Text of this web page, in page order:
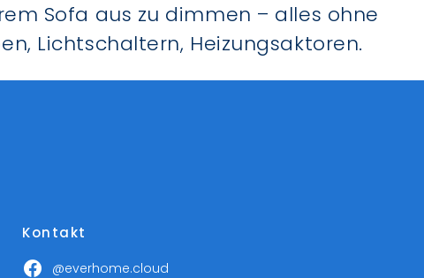
Sofa aus zu dimmen – alles ohne
Lichtschaltern, Heizungsaktoren.
Kontakt
@everhome.cloud